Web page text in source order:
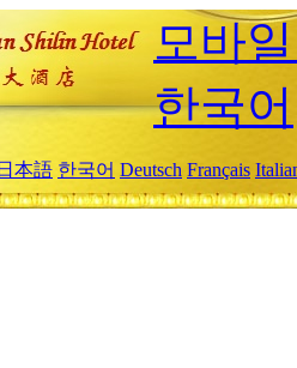
모바
한국어
日本語 한국어 Deutsch Français